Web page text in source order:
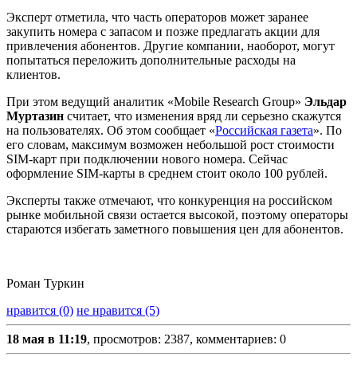
Эксперт отметила, что часть операторов может заранее
закупить номера с запасом и позже предлагать акции для
привлечения абонентов. Другие компании, наоборот, могут
попытаться переложить дополнительные расходы на
клиентов.
При этом ведущий аналитик «Mobile Research Group» Эльдар
Муртазин считает, что изменения вряд ли серьезно скажутся
на пользователях. Об этом сообщает «Российская газета». По
его словам, максимум возможен небольшой рост стоимости
SIM-карт при подключении нового номера. Сейчас
оформление SIM-карты в среднем стоит около 100 рублей.
Эксперты также отмечают, что конкуренция на российском
рынке мобильной связи остается высокой, поэтому операторы
стараются избегать заметного повышения цен для абонентов.
Роман Туркин
нравится (0) не нравится (5)
18 мая в 11:19, просмотров: 2387, комментариев: 0